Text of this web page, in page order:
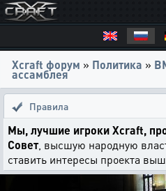
Xcraft форум » Политика »
ассамблея
Правила
Мы, лучшие игроки Xcraft,
Совет, высшую народную
ставить интересы проекта